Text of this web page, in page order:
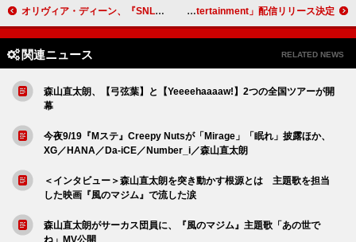
オリヴィア・ディーン、『SNL』初出演で「Man I Need」と「Let Alone the One You Love」を披露 Fukase（SEKAI NO OWARI）ソロプロジェクト始動 SG「Bad Entertainment」配信リリース決定
関連ニュース RELATED NEWS
森山直太朗、【弓弦葉】と【Yeeeehaaaaw!】2つの全国ツアーが開
幕
今夜9/19『Mステ』Creepy Nutsが「Mirage」「眠れ」披露ほか、
XG／HANA／Da-iCE／Number_i／森山直太朗
＜インタビュー＞森山直太朗を突き動かす根源とは 主題歌を担当
した映画『風のマジム』で流した涙
森山直太朗がサーカス団員に、『風のマジム』主題歌「あの世で
ね」MV公開